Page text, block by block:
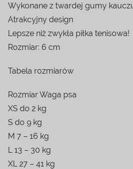
Wykonane z twardej gumy
Atrakcyjny design
Lepsze niż zwykła piłka tenisowa!
Rozmiar: 6 cm
Tabela rozmiarów
Rozmiar Waga psa
XS do 2 kg
S do 9 kg
M 7 – 16 kg
L 13 – 30 kg
XL 27 – 41 kg